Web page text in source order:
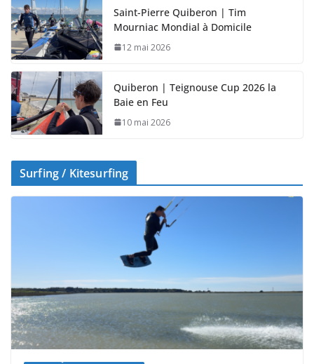
Saint-Pierre Quiberon | Tim
Mourniac Mondial à Domicile
12 mai 2026
Quiberon | Teignouse Cup 2026 la
Baie en Feu
10 mai 2026
Surfing / Kitesurfing